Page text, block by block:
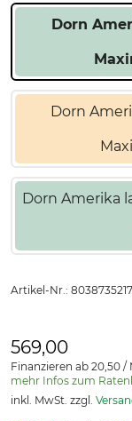
Dorn
Dorn
Dorn Amerika
Artikel-Nr.: 8038735217
569,00
Finanzieren ab 20,50 /
mehr Infos zum
inkl. MwSt. zzgl.